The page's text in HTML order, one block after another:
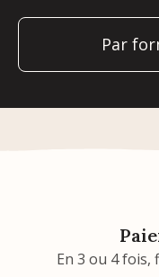
Par
En 3 ou 4